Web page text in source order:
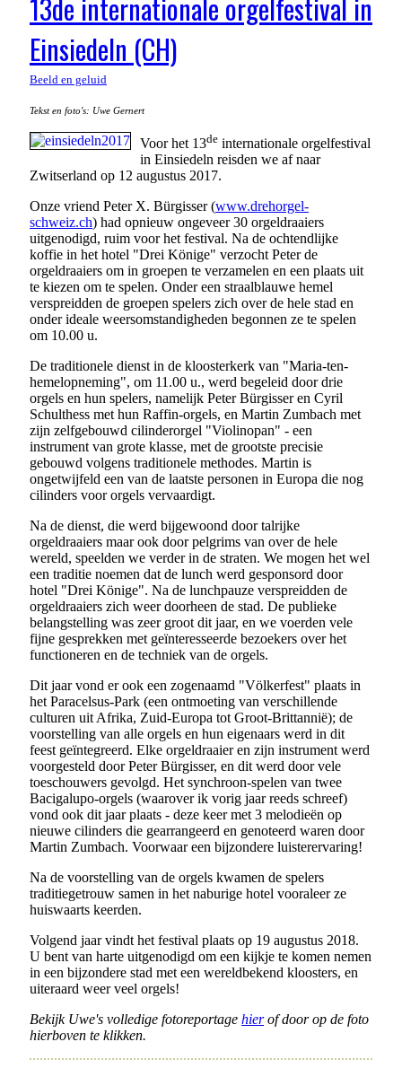
13de internationale orgelfestival in
Einsiedeln (CH)
Beeld en geluid
Tekst en foto's: Uwe Gernert
Voor het 13de internationale orgelfestival
in Einsiedeln reisden we af naar
Zwitserland op 12 augustus 2017.
Onze vriend Peter X. Bürgisser (www.drehorgel-
schweiz.ch) had opnieuw ongeveer 30 orgeldraaiers
uitgenodigd, ruim voor het festival. Na de ochtendlijke
koffie in het hotel "Drei Könige" verzocht Peter de
orgeldraaiers om in groepen te verzamelen en een plaats uit
te kiezen om te spelen. Onder een straalblauwe hemel
verspreidden de groepen spelers zich over de hele stad en
onder ideale weersomstandigheden begonnen ze te spelen
om 10.00 u.
De traditionele dienst in de kloosterkerk van "Maria-ten-
hemelopneming", om 11.00 u., werd begeleid door drie
orgels en hun spelers, namelijk Peter Bürgisser en Cyril
Schulthess met hun Raffin-orgels, en Martin Zumbach met
zijn zelfgebouwd cilinderorgel "Violinopan" - een
instrument van grote klasse, met de grootste precisie
gebouwd volgens traditionele methodes. Martin is
ongetwijfeld een van de laatste personen in Europa die nog
cilinders voor orgels vervaardigt.
Na de dienst, die werd bijgewoond door talrijke
orgeldraaiers maar ook door pelgrims van over de hele
wereld, speelden we verder in de straten. We mogen het wel
een traditie noemen dat de lunch werd gesponsord door
hotel "Drei Könige". Na de lunchpauze verspreidden de
orgeldraaiers zich weer doorheen de stad. De publieke
belangstelling was zeer groot dit jaar, en we voerden vele
fijne gesprekken met geïnteresseerde bezoekers over het
functioneren en de techniek van de orgels.
Dit jaar vond er ook een zogenaamd "Völkerfest" plaats in
het Paracelsus-Park (een ontmoeting van verschillende
culturen uit Afrika, Zuid-Europa tot Groot-Brittannië); de
voorstelling van alle orgels en hun eigenaars werd in dit
feest geïntegreerd. Elke orgeldraaier en zijn instrument werd
voorgesteld door Peter Bürgisser, en dit werd door vele
toeschouwers gevolgd. Het synchroon-spelen van twee
Bacigalupo-orgels (waarover ik vorig jaar reeds schreef)
vond ook dit jaar plaats - deze keer met 3 melodieën op
nieuwe cilinders die gearrangeerd en genoteerd waren door
Martin Zumbach. Voorwaar een bijzondere luisterervaring!
Na de voorstelling van de orgels kwamen de spelers
traditiegetrouw samen in het naburige hotel vooraleer ze
huiswaarts keerden.
Volgend jaar vindt het festival plaats op 19 augustus 2018.
U bent van harte uitgenodigd om een kijkje te komen nemen
in een bijzondere stad met een wereldbekend kloosters, en
uiteraard weer veel orgels!
Bekijk Uwe's volledige fotoreportage hierof door op de foto
hierboven te klikken.